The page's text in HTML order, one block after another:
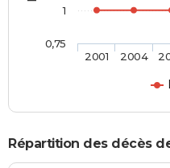
2001 2004
0,75
1
Répartition des décès